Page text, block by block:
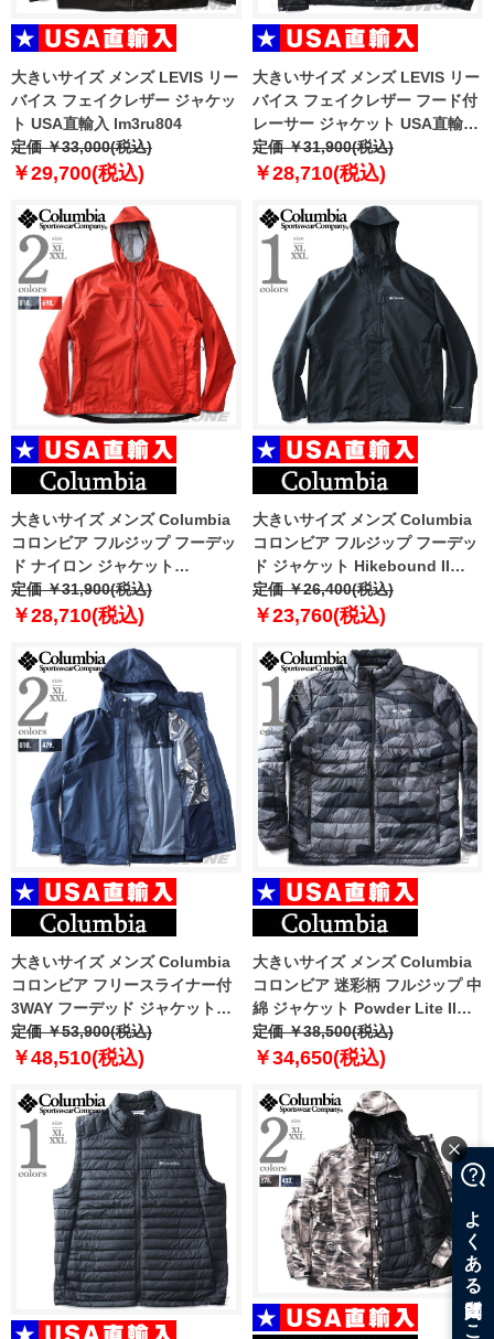
大きいサイズ メンズ LEVIS リー
バイス フェイクレザー ジャケッ
ト USA直輸入 lm3ru804
定価 ￥33,000(税込)
￥29,700(税込)
大きいサイズ メンズ LEVIS リー
バイス フェイクレザー フード付
レーサー ジャケット USA直輸入
lm6ru150
定価 ￥31,900(税込)
￥28,710(税込)
大きいサイズ メンズ Columbia
コロンビア フルジップ フーデッ
ド ナイロン ジャケット
EvaPOURation II Jacket USA直
輸入 2089321
定価 ￥31,900(税込)
￥28,710(税込)
大きいサイズ メンズ Columbia
コロンビア フルジップ フーデッ
ド ジャケット Hikebound II
Jacket USA直輸入 2089341
定価 ￥26,400(税込)
￥23,760(税込)
大きいサイズ メンズ Columbia
コロンビア フリースライナー付
3WAY フーデッド ジャケット
Bugaboo III Fleece
Interchange Jacket USA直輸入
定価 ￥53,900(税込)
￥48,510(税込)
大きいサイズ メンズ Columbia
コロンビア 迷彩柄 フルジップ 中
綿 ジャケット Powder Lite II
Printed Jacket USA直輸入
2098391
定価 ￥38,500(税込)
￥34,650(税込)